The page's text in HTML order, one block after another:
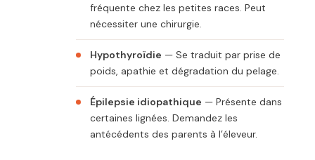
fréquente chez les petites races. Peut
nécessiter une chirurgie.
Hypothyroïdie — Se traduit par prise de
poids, apathie et dégradation du pelage.
Épilepsie idiopathique — Présente dans
certaines lignées. Demandez les
antécédents des parents à l’éleveur.